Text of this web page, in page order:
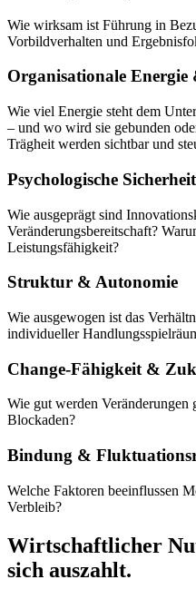
Wie wirksam ist Führung in
Vorbildverhalten und
Organisationale
Wie viel Energie steht dem
– und wo wird sie gebunden
Trägheit werden sichtbar und
Psychologische
Wie ausgeprägt sind
Veränderungsbereitschaft?
Leistungsfähigkeit?
Struktur & Autonomie
Wie ausgewogen ist das
individueller
Change-Fähigkeit &
Wie gut werden Veränderungen
Blockaden?
Bindung &
Welche Faktoren beeinflussen
Verbleib?
Wirtschaftlicher
sich auszahlt.